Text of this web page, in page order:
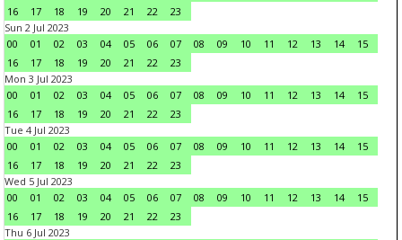
16
17 18 19 20 21 22
23
Sun 2 Jul 2023
00
01 02 03 04 05 06 07 08 09 10 11 12 13 14
15
16
17 18 19 20 21 22
23
Mon 3 Jul 2023
00
01 02 03 04 05 06 07 08 09 10 11 12 13 14
15
16
17 18 19 20 21 22
23
Tue 4 Jul 2023
00
01 02 03 04 05 06 07 08 09 10 11 12 13 14
15
16
17 18 19 20 21 22
23
Wed 5 Jul 2023
00
01 02 03 04 05 06 07 08 09 10 11 12 13 14
15
16
17 18 19 20 21 22
23
Thu 6 Jul 2023